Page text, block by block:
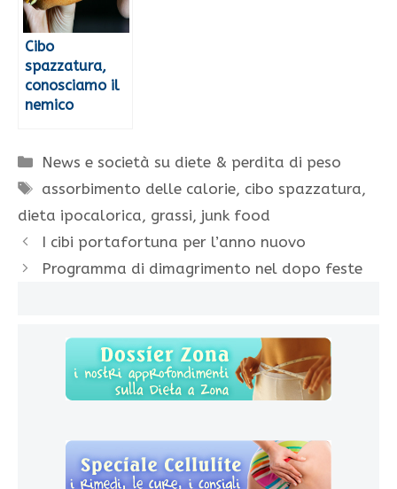
Cibo
spazzatura,
conosciamo il
nemico
Categorie
News e società su diete & perdita di peso
Tag
assorbimento delle calorie, cibo spazzatura,
dieta ipocalorica, grassi, junk food
I cibi portafortuna per l’anno nuovo
Programma di dimagrimento nel dopo feste